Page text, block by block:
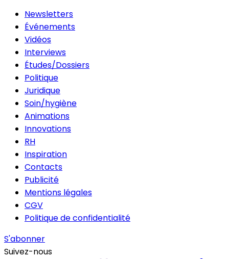
Newsletters
Événements
Vidéos
Interviews
Études/Dossiers
Politique
Juridique
Soin/hygiène
Animations
Innovations
RH
Inspiration
Contacts
Publicité
Mentions légales
CGV
Politique de confidentialité
S'abonner
Suivez-nous